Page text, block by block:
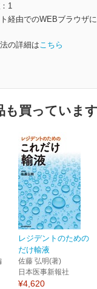
1
経由でのWEBブラウザ
の詳細はこちら
買っています
レジデントのための
だけ輸液
佐藤 弘明(著)
日本医事新報社
¥4,620